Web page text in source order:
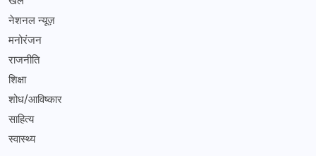
नेशनल न्यूज़
मनोरंजन
राजनीति
शिक्षा
शोध/आविष्कार
साहित्य
स्वास्थ्य